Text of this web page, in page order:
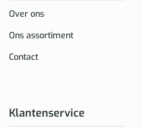
Over ons
Ons assortiment
Contact
Klantenservice